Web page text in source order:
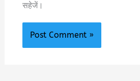
सहेजें।